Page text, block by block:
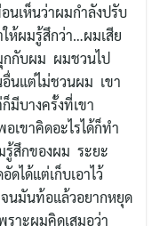
นเห็นว่าผมกำลังปรับ
ห้ผมรู้สึกว่า…ผมเสีย
กกับผม ผมชวนไป
นแต่ไม่ชวนผม เขา
บางครั้งที่เขา
เขาคิดอะไรได้ก็ทำ
รู้สึ​กของผม ระยะ
ได้แต่เก็บเอาไว้
จนมันท้อแล้วอยากหยุด
าะผมคิดเสมอว่า